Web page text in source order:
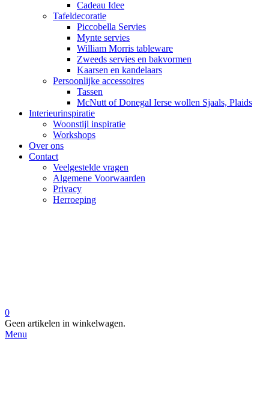
Cadeau Idee
Tafeldecoratie
Piccobella Servies
Mynte servies
William Morris tableware
Zweeds servies en bakvormen
Kaarsen en kandelaars
Persoonlijke accessoires
Tassen
McNutt of Donegal Ierse wollen Sjaals, Plaids
Interieurinspiratie
Woonstijl inspiratie
Workshops
Over ons
Contact
Veelgestelde vragen
Algemene Voorwaarden
Privacy
Herroeping
0
Geen artikelen in winkelwagen.
Menu